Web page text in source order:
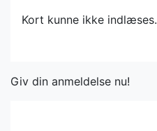
Kort kunne ikke indlæses.
Giv din anmeldelse nu!